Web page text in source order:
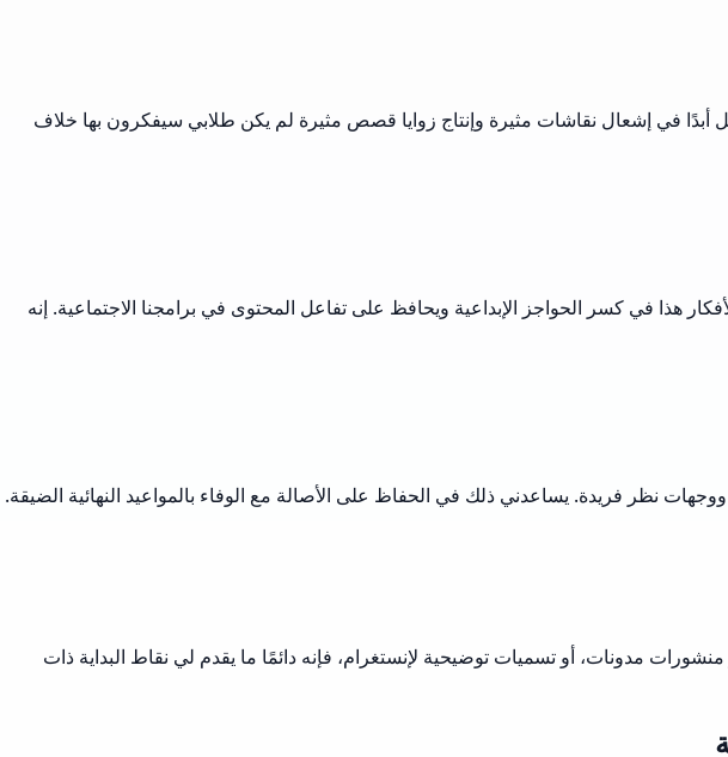
أبدًا في إشعال نقاشات مثيرة وإنتاج زوايا قصص مثيرة لم يكن طلابي سيفكرون بها خلاف
هذا في كسر الحواجز الإبداعية ويحافظ على تفاعل المحتوى في برامجنا الاجتماعية. إنه
نظر فريدة. يساعدني ذلك في الحفاظ على الأصالة مع الوفاء بالمواعيد النهائية الضيقة.
مدونات، أو تسميات توضيحية لإنستغرام، فإنه دائمًا ما يقدم لي نقاط البداية ذات